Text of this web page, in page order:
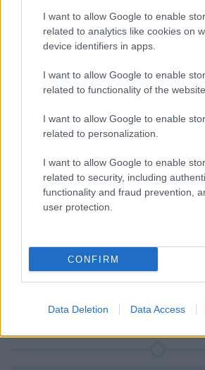
I want to allow Google to enable
related to analytics like cookies on
device identifiers in apps.
I want to allow Google to enable
related to functionality of the
I want to allow Google to enable
related to personalization.
I want to allow Google to enable
related to security, including
functionality and fraud prevention,
user protection.
CONFIRM
Data Deletion Data Access
Kövess minket a
Átigazolások
ZTE
Argentin
Tiago Penalbaszemélyében 22 éves
erősíthet a ZTE FC. A fiatal labdarúgó
2026-08-06 19:05